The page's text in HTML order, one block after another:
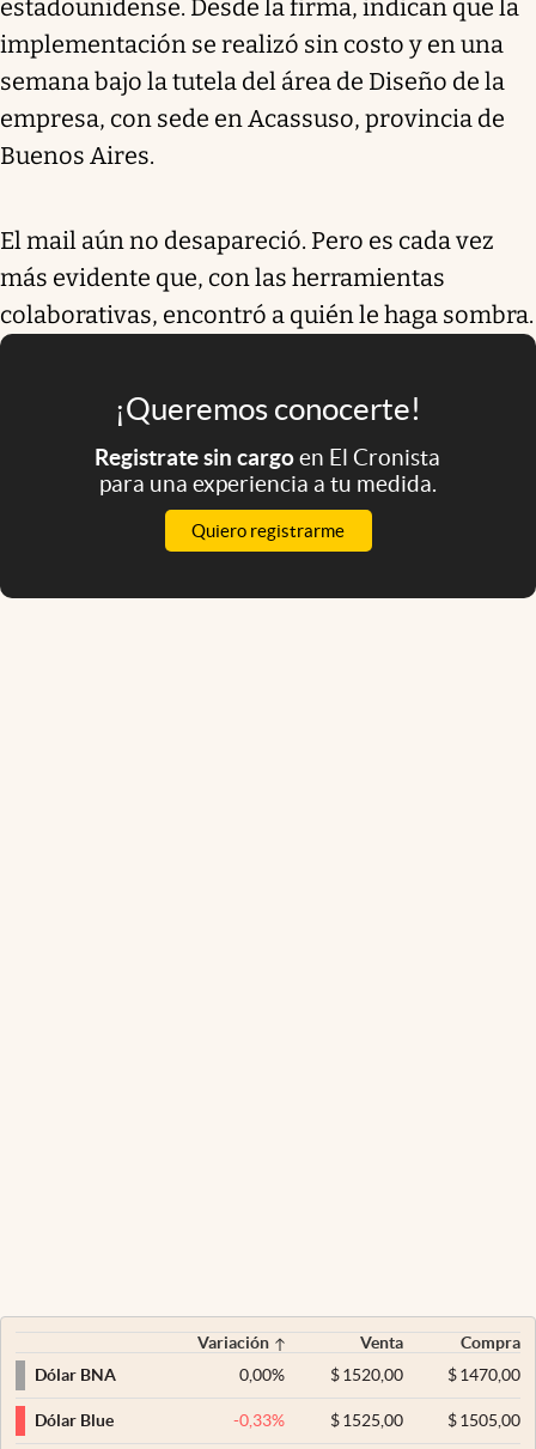
estadounidense. Desde la firma, indican que la
implementación se realizó sin costo y en una
semana bajo la tutela del área de Diseño de la
empresa, con sede en Acassuso, provincia de
Buenos Aires.
El mail aún no desapareció. Pero es cada vez
más evidente que, con las herramientas
colaborativas, encontró a quién le haga sombra.
¡Queremos conocerte!
Registrate sin cargoen El Cronista
para una experiencia a tu medida.
Quiero registrarme
Variación Venta
Compra
Dólar BNA
0,00% $ 1520,00 $1470,00
Dólar Blue -0,33% $ 1525,00 $1505,00